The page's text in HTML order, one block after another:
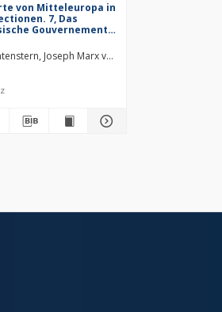
von Mitteleuropa in
7, Das
Gouvernement
Joseph Marx von (1765–1828)